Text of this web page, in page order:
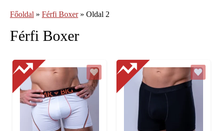
Főoldal » Férfi Boxer» Oldal 2
Férfi Boxer